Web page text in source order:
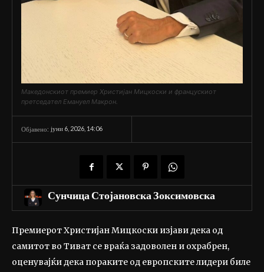
Македонскиот премиер Христијан Мицкоски и францускиот
претседател Емануел Макрон.
Објавено: јуни 6, 2026, 14:06
Сунчица Стојановска Зоксимовска
Премиерот Христијан Мицкоски изјави дека од
самитот во Тиват се враќа задоволен и охрабрен,
оценувајќи дека пораките од европските лидери биле